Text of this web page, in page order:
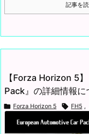
記事を
【Forza Horizon 5
Pack』の詳細情報に
 Forza Horizon 5  FH5 ,